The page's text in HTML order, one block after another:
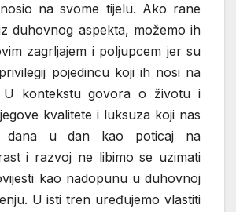
na svome tijelu. Ako rane
duhovnog aspekta, možemo ih
zagrljajem i poljupcem jer su
pojedincu koji ih nosi na
U kontekstu govora o životu i
kvalitete i luksuza koji nas
dana u dan kao poticaj na
i razvoj ne libimo se uzimati
kao nadopunu u duhovnoj
U isti tren uređujemo vlastiti